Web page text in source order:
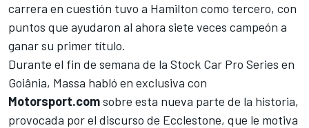
carrera en cuestión tuvo a Hamilton como tercero, con
puntos que ayudaron al ahora siete veces campeón a
ganar su primer título.
Durante el fin de semana de la Stock Car Pro Series en
Goiânia, Massa habló en exclusiva con
Motorsport.comsobre esta nueva parte de la historia,
provocada por el discurso de Ecclestone, que le motiva